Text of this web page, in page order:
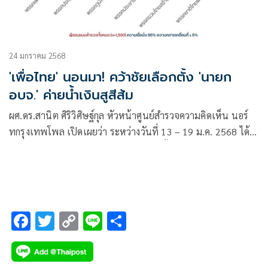
24 มกราคม 2568
'เพื่อไทย' นอนมา! คว้าชัยเลือกตั้ง 'นายก
อบจ.' ค่ายน้ำเงินสูสีส้ม
ผศ.ดร.สานิต ศิริวิศิษฐ์กุล หัวหน้าศูนย์สำรวจความคิดเห็น นอร์
ทกรุงเทพโพล เปิดเผยว่า ระหว่างวันที่ 13 – 19 ม.ค. 2568 ได้
F
ac
e
T
wi
tt
C
o
p
Li